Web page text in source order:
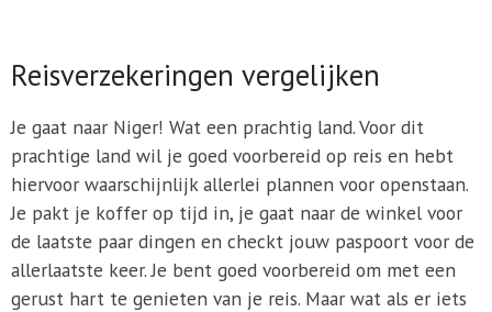
Reisverzekeringen vergelijken
Je gaat naar Niger! Wat een prachtig land. Voor dit
prachtige land wil je goed voorbereid op reis en hebt
hiervoor waarschijnlijk allerlei plannen voor openstaan.
Je pakt je koffer op tijd in, je gaat naar de winkel voor
de laatste paar dingen en checkt jouw paspoort voor de
allerlaatste keer. Je bent goed voorbereid om met een
gerust hart te genieten van je reis. Maar wat als er iets